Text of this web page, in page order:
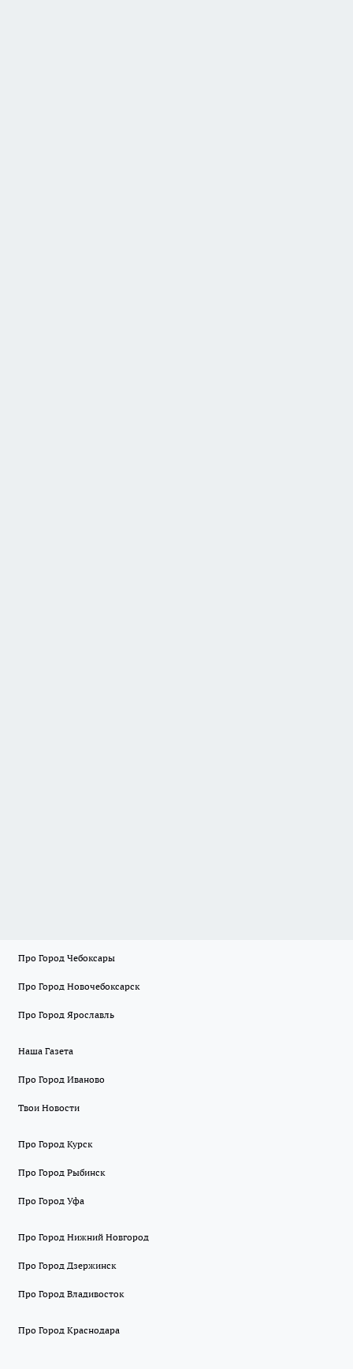
Про Город Чебоксары
Про Город Новочебоксарск
Про Город Ярославль
Наша Газета
Про Город Иваново
Твои Новости
Про Город Курск
Про Город Рыбинск
Про Город Уфа
Про Город Нижний Новгород
Про Город Дзержинск
Про Город Владивосток
Про Город Краснодара